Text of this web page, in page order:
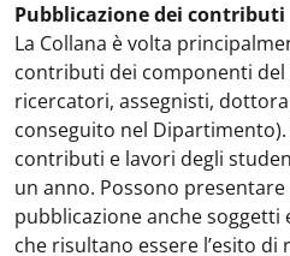
Pubblicazione dei contributi
La Collana è volta
contributi dei componenti
ricercatori, assegnisti,
conseguito nel
contributi e lavori degli
un anno. Possono
pubblicazione anche soggetti
che risultano essere l’esito